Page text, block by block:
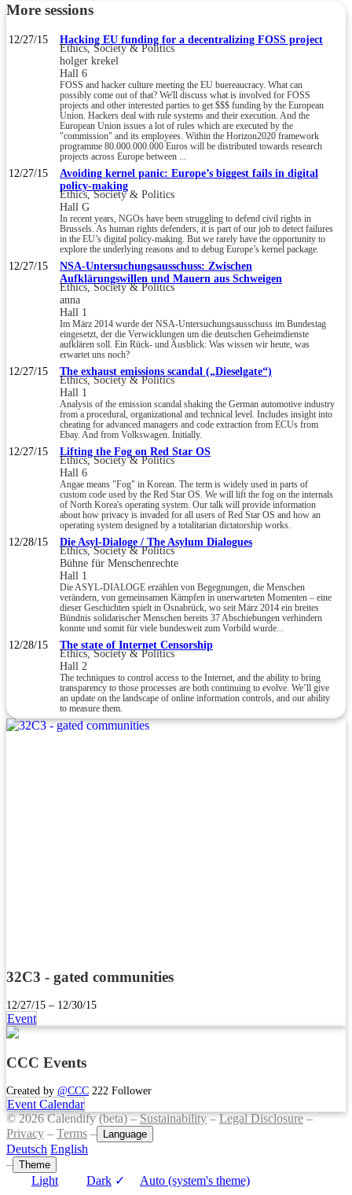
More sessions
12/27/15 Hacking EU funding for a decentralizing FOSS project
Ethics, Society & Politics
holger krekel
Hall 6
FOSS and hacker culture meeting the EU buereaucracy. What can
possibly come out of that? We'll discuss what is involved for FOSS
projects and other interested parties to get $$$ funding by the European
Union. Hackers deal with rule systems and their execution. And the
European Union issues a lot of rules which are executed by the
"commission" and its employees. Within the Horizon2020 framework
programme 80.000.000.000 Euros will be distributed towards research
projects across Europe between ...
12/27/15
Avoiding kernel panic: Europe’s biggest fails in digital
policy-making
Ethics, Society & Politics
Hall G
In recent years, NGOs have been struggling to defend civil rights in
Brussels. As human rights defenders, it is part of our job to detect failures
in the EU’s digital policy-making. But we rarely have the opportunity to
explore the underlying reasons and to debug Europe’s kernel package.
12/27/15
NSA-Untersuchungsausschuss: Zwischen
Aufklärungswillen und Mauern aus Schweigen
Ethics, Society & Politics
anna
Hall 1
Im März 2014 wurde der NSA-Untersuchungsausschuss im Bundestag
eingesetzt, der die Verwicklungen um die deutschen Geheimdienste
aufklären soll. Ein Rück- und Ausblick: Was wissen wir heute, was
erwartet uns noch?
12/27/15 The exhaust emissions scandal („Dieselgate“)
Ethics, Society & Politics
Hall 1
Analysis of the emission scandal shaking the German automotive industry
from a procedural, organizational and technical level. Includes insight into
cheating for advanced managers and code extraction from ECUs from
Ebay. And from Volkswagen. Initially.
12/27/15 Lifting the Fog on Red Star OS
Ethics, Society & Politics
Hall 6
Angae means "Fog" in Korean. The term is widely used in parts of
custom code used by the Red Star OS. We will lift the fog on the internals
of North Korea's operating system. Our talk will provide information
about how privacy is invaded for all users of Red Star OS and how an
operating system designed by a totalitarian dictatorship works.
12/28/15 Die Asyl-Dialoge / The Asylum Dialogues
Ethics, Society & Politics
Bühne für Menschenrechte
Hall 1
Die ASYL-DIALOGE erzählen von Begegnungen, die Menschen
verändern, von gemeinsamen Kämpfen in unerwarteten Momenten – eine
dieser Geschichten spielt in Osnabrück, wo seit März 2014 ein breites
Bündnis solidarischer Menschen bereits 37 Abschiebungen verhindern
konnte und somit für viele bundesweit zum Vorbild wurde...
12/28/15 The state of Internet Censorship
Ethics, Society & Politics
Hall 2
The techniques to control access to the Internet, and the ability to bring
transparency to those processes are both continuing to evolve. We’ll give
an update on the landscape of online information controls, and our ability
to measure them.
32C3 - gated communities
12/27/15 – 12/30/15
Event
CCC Events
Created by @CCC 222 Follower
Event Calendar
© 2026 Calendify (beta) –Sustainability–Legal Disclosure–
Privacy – Terms – Language
Deutsch English
– Theme
Light Dark ✓ Auto (system's theme)